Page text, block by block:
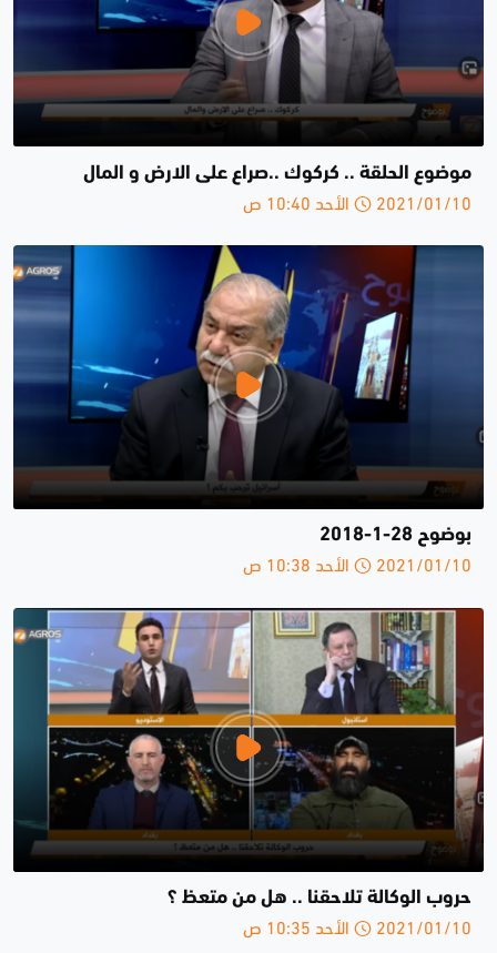
موضوع الحلقة .. كركوك ..صراع على الارض و المال
2021/01/10 الأحد 10:40 ص
بوضوح 28-1-2018
2021/01/10 الأحد 10:38 ص
حروب الوكالة تلاحقنا .. هل من متعظ ؟
2021/01/10 الأحد 10:35 ص